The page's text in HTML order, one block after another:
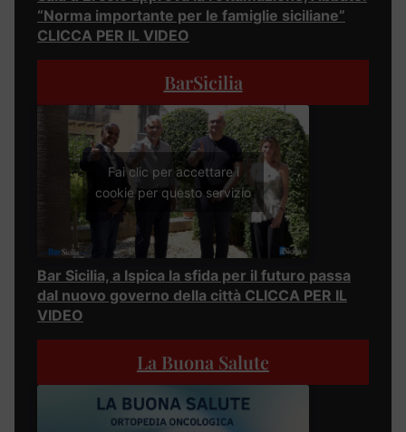
“Norma importante per le famiglie siciliane”
CLICCA PER IL VIDEO
BarSicilia
Fai clic per accettare i
cookie per questo servizio
Bar Sicilia, a Ispica la sfida per il futuro passa
dal nuovo governo della città CLICCA PER IL
VIDEO
La Buona Salute